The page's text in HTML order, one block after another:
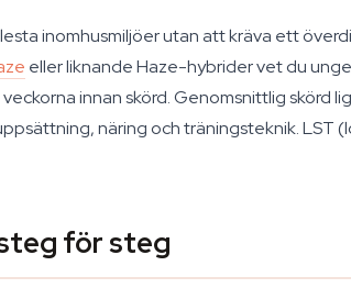
inomhusmiljöer utan att kräva ett
eller liknande Haze-hybrider vet du
innan skörd. Genomsnittlig skörd
näring och träningsteknik. LST
för steg